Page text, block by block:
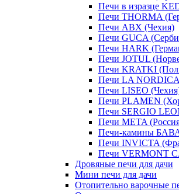
Печи в изразце
Печи THORMA
Печи ABX (Чехия)
Печи GUCA
Печи HARK
Печи JOTUL
Печи KRATKI
Печи LA
Печи LISEO
Печи PLAMEN
Печи SERGIO
Печи META
Печи-камины
Печи INVICTA
Печи VERMONT
Дровяные печи для дачи
Мини печи для дачи
Отопительно варочные